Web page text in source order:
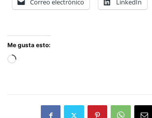
Correo electrónico LinkedIn
Me gusta esto:
Cargando...